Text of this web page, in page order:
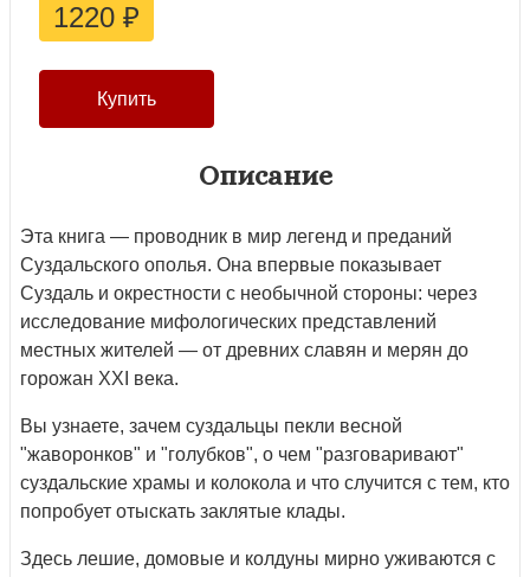
1220 ₽
Описание
Эта книга — проводник в мир легенд и преданий
Суздальского ополья. Она впервые показывает
Суздаль и окрестности с необычной стороны: через
исследование мифологических представлений
местных жителей — от древних славян и мерян до
горожан XXI века.
Вы узнаете, зачем суздальцы пекли весной
"жаворонков" и "голубков", о чем "разговаривают"
суздальские храмы и колокола и что случится с тем, кто
попробует отыскать заклятые клады.
Здесь лешие, домовые и колдуны мирно уживаются с